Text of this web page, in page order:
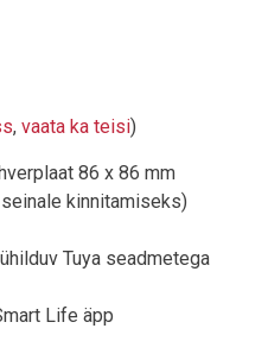
, vaata ka teisi)
86 x 86 mm
kinnitamiseks)
Tuya seadmetega
Life äpp